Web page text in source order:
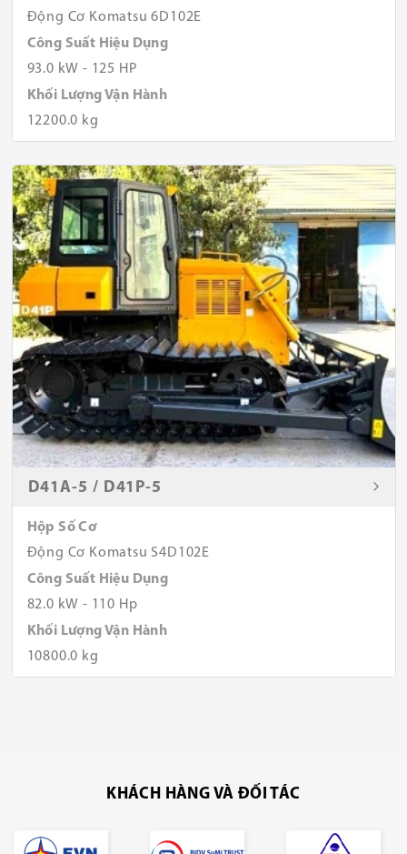
Động Cơ Komatsu 6D102E
Công Suất Hiệu Dụng
93.0 kW - 125 HP
Khối Lượng Vận Hành
12200.0 kg
D41A-5 / D41P-5
Hộp Số Cơ
Động Cơ Komatsu S4D102E
Công Suất Hiệu Dụng
82.0 kW - 110 Hp
Khối Lượng Vận Hành
10800.0 kg
KHÁCH HÀNG VÀ ĐỐI TÁC